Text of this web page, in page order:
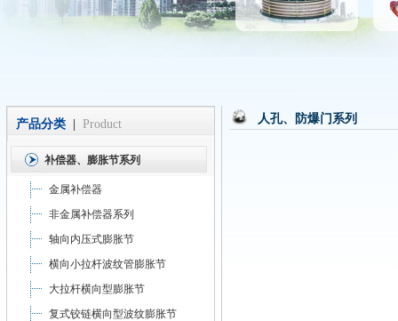
产品分类 Product
补偿器、膨胀节系列
金属补偿器
非金属补偿器系列
轴向内压式膨胀节
横向小拉杆波纹管膨胀节
大拉杆横向型膨胀节
复式铰链横向型波纹膨胀节
人孔、防爆门系列